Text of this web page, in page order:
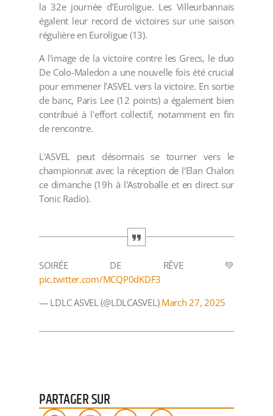
la 32e journée d'Euroligue. Les Villeurbannais
égalent leur record de victoires sur une saison
régulière en Euroligue (13).
A l'image de la victoire contre les Grecs, le duo
De Colo-Maledon a une nouvelle fois été crucial
pour emmener l'ASVEL vers la victoire. En sortie
de banc, Paris Lee (12 points) a également bien
contribué à l'effort collectif, notamment en fin
de rencontre.
L'ASVEL peut désormais se tourner vers le
championnat avec la réception de l'Elan Chalon
ce dimanche (19h à l'Astroballe et en direct sur
Tonic Radio).
SOIRÉE DE RÊVE 💚
pic.twitter.com/MCQP0dKDF3
— LDLC ASVEL (@LDLCASVEL) March 27, 2025
PARTAGER SUR